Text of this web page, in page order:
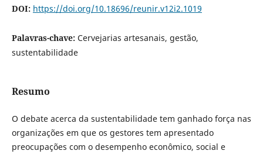
DOI: https://doi.org/10.18696/reunir.v12i2.1019
Palavras-chave: Cervejarias artesanais, gestão,
sustentabilidade
Resumo
O debate acerca da sustentabilidade tem ganhado força nas
organizações em que os gestores tem apresentado
preocupações com o desempenho econômico, social e